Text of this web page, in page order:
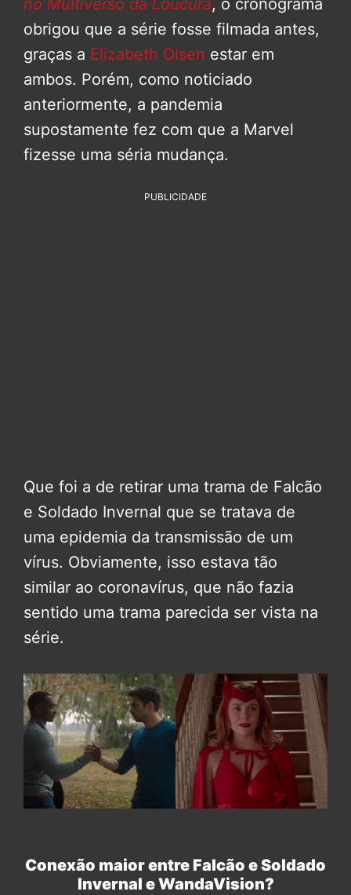
no Multiverso da Loucura, o cronograma
obrigou que a série fosse filmada antes,
graças a Elizabeth Olsen estar em
ambos. Porém, como noticiado
anteriormente, a pandemia
supostamente fez com que a Marvel
fizesse uma séria mudança.
PUBLICIDADE
Que foi a de retirar uma trama de Falcão
e Soldado Invernal que se tratava de
uma epidemia da transmissão de um
vírus. Obviamente, isso estava tão
similar ao coronavírus, que não fazia
sentido uma trama parecida ser vista na
série.
Conexão maior entre Falcão e Soldado
Invernal e WandaVision?